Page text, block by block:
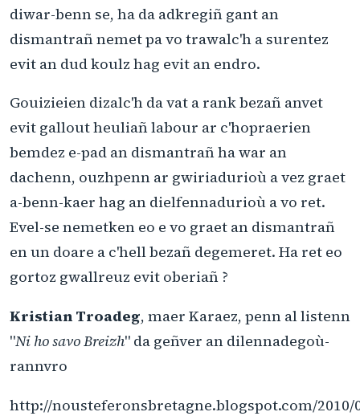
diwar-benn se, ha da adkregiñ gant an
dismantrañ nemet pa vo trawalc'h a surentez
evit an dud koulz hag evit an endro.
Gouizieien dizalc'h da vat a rank bezañ anvet
evit gallout heuliañ labour ar c'hopraerien
bemdez e-pad an dismantrañ ha war an
dachenn, ouzhpenn ar gwiriadurioù a vez graet
a-benn-kaer hag an dielfennadurioù a vo ret.
Evel-se nemetken eo e vo graet an dismantrañ
en un doare a c'hell bezañ degemeret. Ha ret eo
gortoz gwallreuz evit oberiañ ?
Kristian Troadeg, maer Karaez, penn al listenn
"Ni ho savo Breizh" da geñver an dilennadegoù-
rannvro
http://nousteferonsbretagne.blogspot.com/